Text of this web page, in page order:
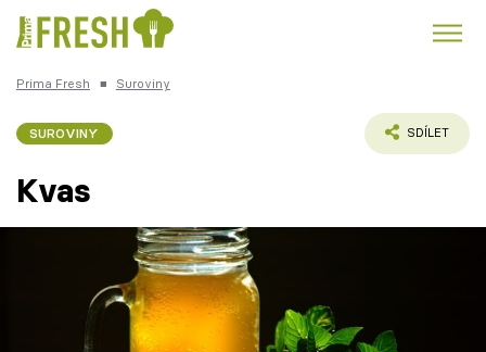
Česká kuchyně
Témata
Recepty
Prima Fresh ■ Suroviny
SUROVINY SDÍLET
Kvas